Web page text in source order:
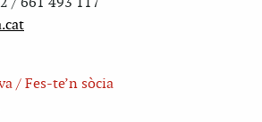
/ Fes-te’n sòcia